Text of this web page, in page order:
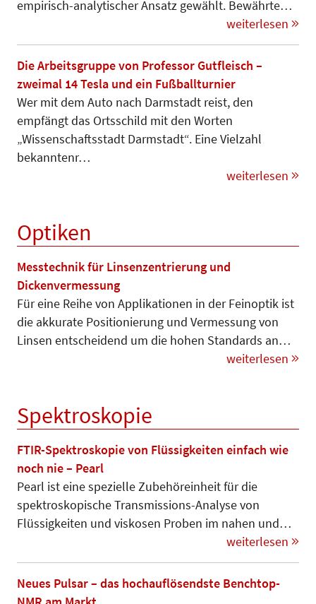
empirisch-analytischer Ansatz gewählt. Bewährte…
weiterlesen
Die Arbeitsgruppe von Professor Gutfleisch –
zweimal 14 Tesla und ein Fußballturnier
Wer mit dem Auto nach Darmstadt reist, den
empfängt das Ortsschild mit den Worten
„Wissenschaftsstadt Darmstadt“. Eine Vielzahl
bekann­tenr…
weiterlesen
Optiken
Messtechnik für Linsenzentrierung und
Dickenvermessung
Für eine Reihe von Applikationen in der Feinoptik ist
die akkurate Po­sitionierung und Ver­mes­sung von
Linsen entscheidend um die hohen Standards an…
weiterlesen
Spektroskopie
FTIR-Spektroskopie von Flüssigkeiten einfach wie
noch nie – Pearl
Pearl ist eine spezielle Zubehör­einheit für die
spektroskopische Trans­mis­sions-Analyse von
Flüssig­kei­ten und viskosen Proben im nahen und…
weiterlesen
Neues Pulsar – das hochauflösendste Benchtop-